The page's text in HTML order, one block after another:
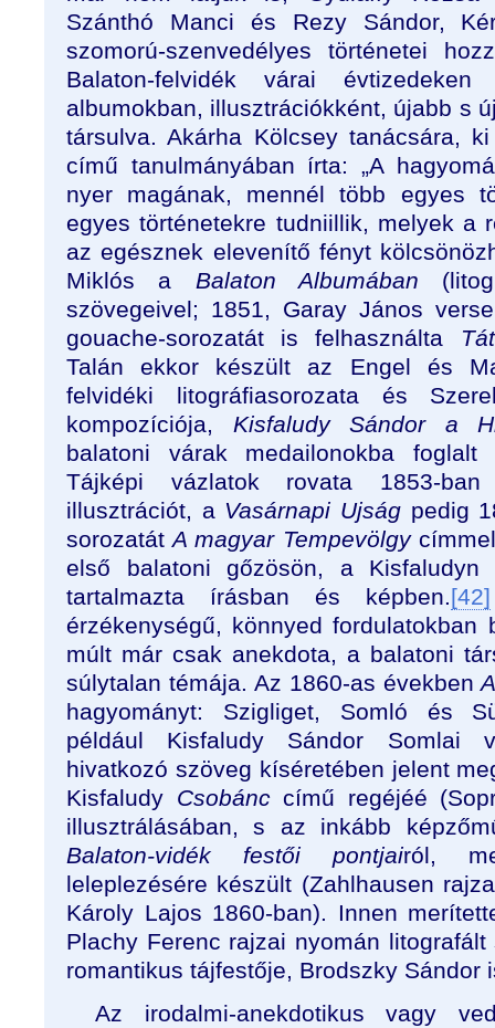
Szánthó Manci és Rezy Sándor,
szomorú-szenvedélyes történetei
Balaton-felvidék várai évtizedeken
albumokban, illusztrációkként, újabb s
társulva. Akárha Kölcsey tanácsára,
című tanulmányában írta: „A
nyer magának, mennél több egyes
egyes történetekre tudniillik, melyek a
az egésznek elevenítő fényt
Miklós a Balaton Albumában
szövegeivel; 1851, Garay János
gouache-sorozatát is felhasználta
Talán ekkor készült az Engel és
felvidéki litográfiasorozata és
kompozíciója, Kisfaludy Sándor a
balatoni várak medailonokba foglalt
Tájképi vázlatok rovata 1853-ban
illusztrációt, a Vasárnapi Ujságpedig
sorozatátA magyar Tempevölgy
első balatoni gőzösön, a Kisfaludyn
tartalmazta írásban és képben.[42]
érzékenységű, könnyed fordulatokban
múlt már csak anekdota, a balatoni
súlytalan témája. Az 1860-as években
hagyományt: Szigliget, Somló és
például Kisfaludy Sándor Somlai
hivatkozó szöveg kíséretében jelent
Kisfaludy Csobánccímű regéjéé
illusztrálásában, s az inkább
Balaton-vidék festői
pontjairól,
leleplezésére készült (Zahlhausen
Károly Lajos 1860-ban). Innen
Plachy Ferenc rajzai nyomán
romantikus tájfestője, Brodszky Sándor
Az irodalmi-anekdotikus vagy